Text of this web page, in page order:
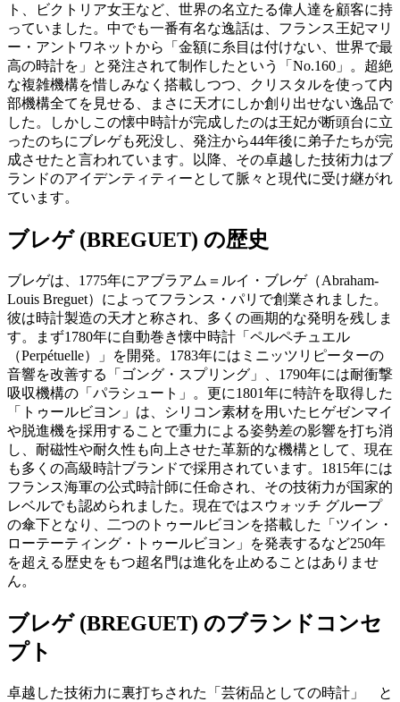
ト、ビクトリア女王など、世界の名立たる偉人達を顧客に持
っていました。中でも一番有名な逸話は、フランス王妃マリ
ー・アントワネットから「金額に糸目は付けない、世界で最
高の時計を」と発注されて制作したという「No.160」。超絶
な複雑機構を惜しみなく搭載しつつ、クリスタルを使って内
部機構全てを見せる、まさに天才にしか創り出せない逸品で
した。しかしこの懐中時計が完成したのは王妃が断頭台に立
ったのちにブレゲも死没し、発注から44年後に弟子たちが完
成させたと言われています。以降、その卓越した技術力はブ
ランドのアイデンティティーとして脈々と現代に受け継がれ
ています。
ブレゲ (BREGUET) の歴史
ブレゲは、1775年にアブラアム＝ルイ・ブレゲ（Abraham-
Louis Breguet）によってフランス・パリで創業されました。
彼は時計製造の天才と称され、多くの画期的な発明を残しま
す。まず1780年に自動巻き懐中時計「ペルペチュエル
（Perpétuelle）」を開発。1783年にはミニッツリピーターの
音響を改善する「ゴング・スプリング」、1790年には耐衝撃
吸収機構の「パラシュート」。更に1801年に特許を取得した
「トゥールビヨン」は、シリコン素材を用いたヒゲゼンマイ
や脱進機を採用することで重力による姿勢差の影響を打ち消
し、耐磁性や耐久性も向上させた革新的な機構として、現在
も多くの高級時計ブランドで採用されています。1815年には
フランス海軍の公式時計師に任命され、その技術力が国家的
レベルでも認められました。現在ではスウォッチ グループ
の傘下となり、二つのトゥールビヨンを搭載した「ツイン・
ローテーティング・トゥールビヨン」を発表するなど250年
を超える歴史をもつ超名門は進化を止めることはありませ
ん。
ブレゲ (BREGUET) のブランドコンセ
プト
卓越した技術力に裏打ちされた「芸術品としての時計」 と